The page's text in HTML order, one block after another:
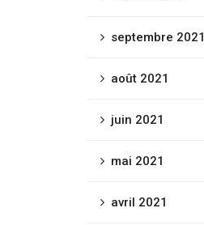
septembre 2021
août 2021
juin 2021
mai 2021
avril 2021